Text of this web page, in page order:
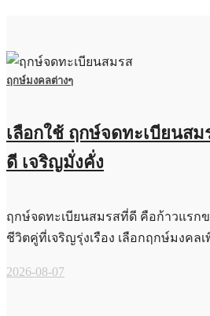
ฤกษ์มงคลต่างๆ
เลือกใช้ ฤกษ์จดทะเบียนส
ดี เจริญมั่งคั่ง
ฤกษ์จดทะเบียนสมรสที่ดี คือก้าวแรก
ชีวิตคู่ที่เจริญรุ่งเรือง เลือกฤกษ์มงคล
2026-08-07